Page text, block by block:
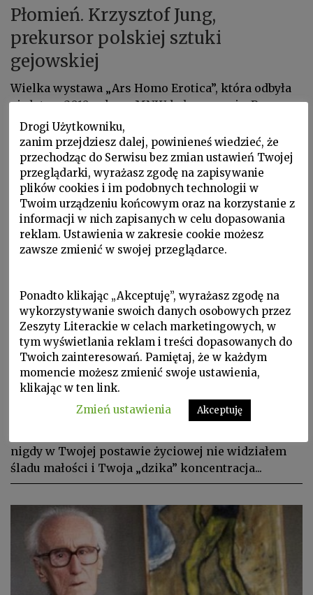
Płomień. Krzysztof Jung,
prekursor polskiej sztuki
gejowskiej
Wielka wystawa „Ars Homo Erotica”, która odbyła
się latem 2010 roku w MNW, była sensacją. Po raz
pierwszy (...) pokazano liczne wątki
homoerotyczne, które pojawiały się w twórczości
rodzimych artystów na przestrzeni historii.
Świadectwa, W Zeszytach, ZL 2016 nr 2/134
JÓZEF CZAPSKI, List do Ludwika
Heringa
nigdy w Twojej postawie życiowej nie widziałem
śladu małości i Twoja „dzika” koncentracja...
Drogi Użytkowniku,
zanim przejdziesz dalej, powinieneś wiedzieć, że
przechodząc do Serwisu bez zmian ustawień Twojej
przeglądarki, wyrażasz zgodę na zapisywanie
plików cookies i im podobnych technologii w
Twoim urządzeniu końcowym oraz na korzystanie z
informacji w nich zapisanych w celu dopasowania
reklam. Ustawienia w zakresie cookie możesz
zawsze zmienić w swojej przeglądarce.
Ponadto klikając „Akceptuję”, wyrażasz zgodę na
wykorzystywanie swoich danych osobowych przez
Zeszyty Literackie w celach marketingowych, w
tym wyświetlania reklam i treści dopasowanych do
Twoich zainteresowań. Pamiętaj, że w każdym
momencie możesz zmienić swoje ustawienia,
klikając w ten link.
Zmień ustawienia
Akceptuję